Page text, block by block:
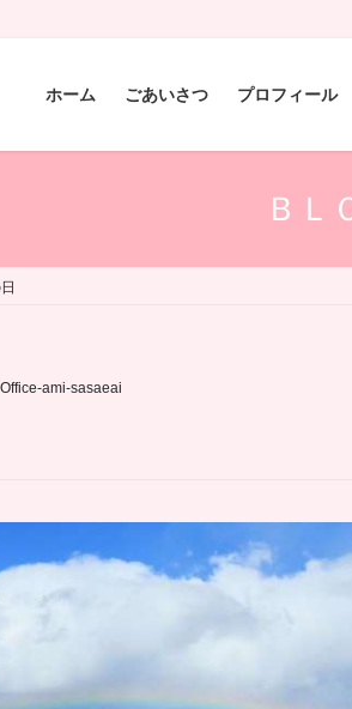
ホーム ごあいさつ プロフィール
ＢＬ
Office-ami-sasaeai